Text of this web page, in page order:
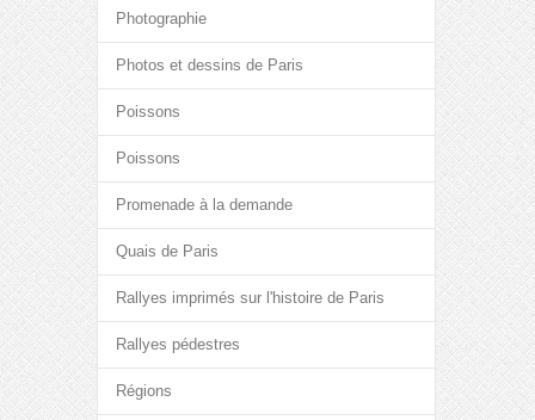
Photographie
Photos et dessins de Paris
Poissons
Poissons
Promenade à la demande
Quais de Paris
Rallyes imprimés sur l'histoire de Paris
Rallyes pédestres
Régions